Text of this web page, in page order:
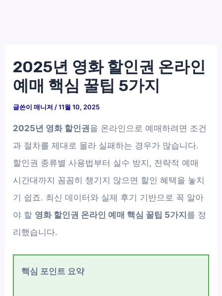
2025년 영화 할인권 온라인
예매 핵심 꿀팁 5가지
글쓴이매니저 /11월 10, 2025
2025년 영화 할인권을 온라인으로 예매하려면 조건
과 절차를 제대로 몰라 실패하는 경우가 많습니다.
할인권 종류별 사용법부터 실수 방지, 전략적 예매
시간대까지 꼼꼼히 챙기지 않으면 할인 혜택을 놓치
기 쉽죠. 최신 데이터와 실제 후기 기반으로 꼭 알아
야 할 영화 할인권 온라인 예매 핵심 꿀팁 5가지 를 정
리했습니다.
핵심 포인트 요약